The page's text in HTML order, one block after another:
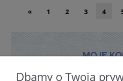
« 1 2 3 4
MOJE
Dbamy o Twoją